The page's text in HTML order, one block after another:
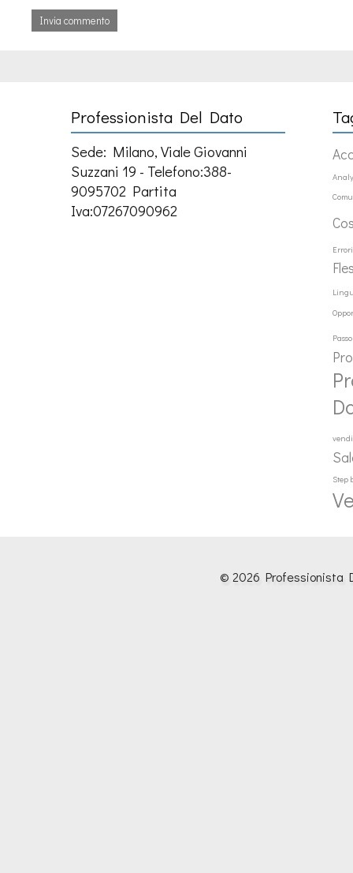
Professionista Del Dato
Sede: Milano, Viale Giovanni
Suzzani 19 - Telefono:388-
9095702 Partita
Iva:07267090962
Errori
Passo
Step
© 2026 Professionista